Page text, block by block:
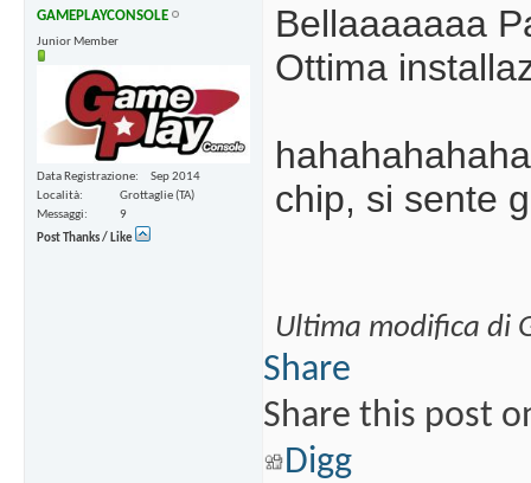
GAMEPLAYCONSOLE
Junior Member
Data Registrazione
Sep 2014
Località
Grottaglie (TA)
Messaggi
9
Post Thanks / Like
Bellaaaaaaa
Ottima
chip, si sente
Ultima modifica di
Share
Share this post
Digg